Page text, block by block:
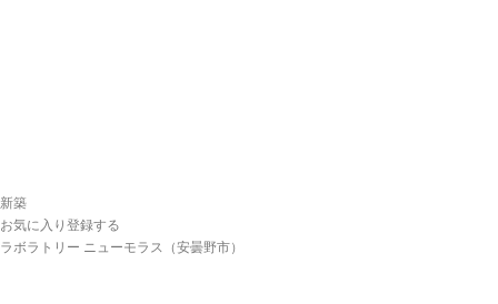
新築
お気に入り登録する
ラボラトリー ニューモラス（安曇野市）